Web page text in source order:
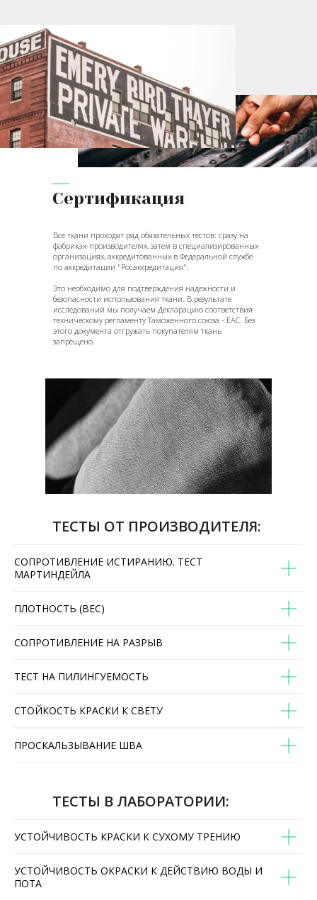
Все ткани проходят ряд обязательных тестов: сразу на
фабриках-производителях, затем в специализированных
организациях, аккредитованных в Федеральной службе
по аккредитации "Росаккредитация".
Это необходимо для подтверждения надежности и
безопасности использования ткани. В результате
исследований мы получаем Декларацию соответствия
техническому регламенту Таможенного союза - EAC. Без
этого документа отгружать покупателям ткань
запрещено.
Сертификация
ТЕСТЫ ОТ ПРОИЗВОДИТЕЛЯ:
СОПРОТИВЛЕНИЕ ИСТИРАНИЮ. ТЕСТ
МАРТИНДЕЙЛА
ПЛОТНОСТЬ (ВЕС)
СОПРОТИВЛЕНИЕ НА РАЗРЫВ
ТЕСТ НА ПИЛИНГУЕМОСТЬ
СТОЙКОСТЬ КРАСКИ К СВЕТУ
ПРОСКАЛЬЗЫВАНИЕ ШВА
ТЕСТЫ В ЛАБОРАТОРИИ:
УСТОЙЧИВОСТЬ КРАСКИ К СУХОМУ ТРЕНИЮ
УСТОЙЧИВОСТЬ ОКРАСКИ К ДЕЙСТВИЮ ВОДЫ И
ПОТА